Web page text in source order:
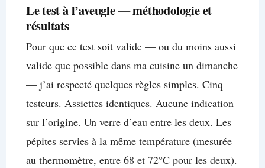
Le test à l’aveugle — méthodologie et
résultats
Pour que ce test soit valide — ou du moins aussi
valide que possible dans ma cuisine un dimanche
— j’ai respecté quelques règles simples. Cinq
testeurs. Assiettes identiques. Aucune indication
sur l’origine. Un verre d’eau entre les deux. Les
pépites servies à la même température (mesurée
au thermomètre, entre 68 et 72°C pour les deux).